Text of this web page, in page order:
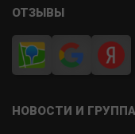
ОТЗЫВЫ
НОВОСТИ И ГРУППА